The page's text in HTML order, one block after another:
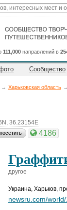
111,000 направлений в
Сообщество
→ Харьковская область →
36.23154E
4186
другое
Украина, Харьков,
newsru.com/